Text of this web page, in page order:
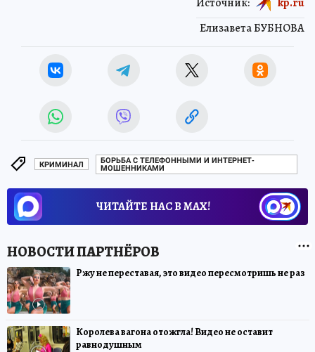
Елизавета БУБНОВА
КРИМИНАЛ
БОРЬБА С ТЕЛЕФОННЫМИ И ИНТЕРНЕТ-
МОШЕННИКАМИ
ЧИТАЙТЕ НАС В МАХ!
Ржу не переставая, это видео пересмотришь не раз
Королева вагона отожгла! Видео не оставит
равнодушным